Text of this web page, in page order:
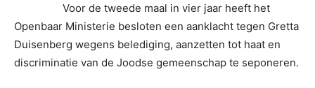
Voor de tweede maal in vier jaar heeft het
Openbaar Ministerie besloten een aanklacht tegen Gretta
Duisenberg wegens belediging, aanzetten tot haat en
discriminatie van de Joodse gemeenschap te seponeren.